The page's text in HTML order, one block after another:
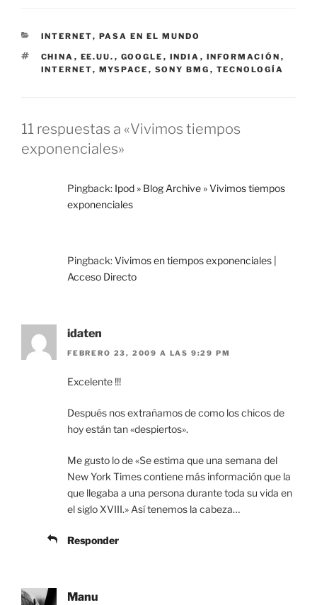
CATEGORÍAS
INTERNET, PASA EN EL MUNDO
ETIQUETAS
CHINA , EE.UU. , GOOGLE , INDIA , INFORMACIÓN ,
INTERNET, MYSPACE , SONY BMG , TECNOLOGÍA
11 respuestas a «Vivimos tiempos
exponenciales»
Pingback: Ipod » Blog Archive » Vivimos tiempos
exponenciales
Pingback:Vivimos en tiempos exponenciales |
Acceso Directo
idaten
FEBRERO 23, 2009 A LAS 9:29 PM
Excelente !!!
Después nos extrañamos de como los chicos de
hoy están tan «despiertos».
Me gusto lo de «Se estima que una semana del
New York Times contiene más información que la
que llegaba a una persona durante toda su vida en
el siglo XVIII.» Así tenemos la cabeza…
Responder
Manu